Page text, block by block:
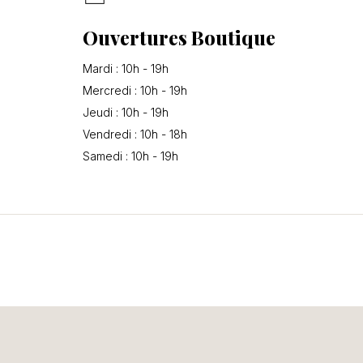
Ouvertures Boutique
Mardi : 10h - 19h
Mercredi : 10h - 19h
Jeudi : 10h - 19h
Vendredi : 10h - 18h
Samedi : 10h - 19h